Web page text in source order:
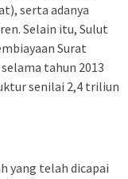
serta adanya
Selain itu, Sulut
Surat
tahun 2013
senilai 2,4 triliun
yang telah dicapai